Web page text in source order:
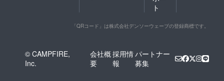
ト
「QRコード」は株式会社デンソーウェーブの登録商標です。
© CAMPFIRE,
Inc.
会社概
要
採用情
報
パートナー
募集